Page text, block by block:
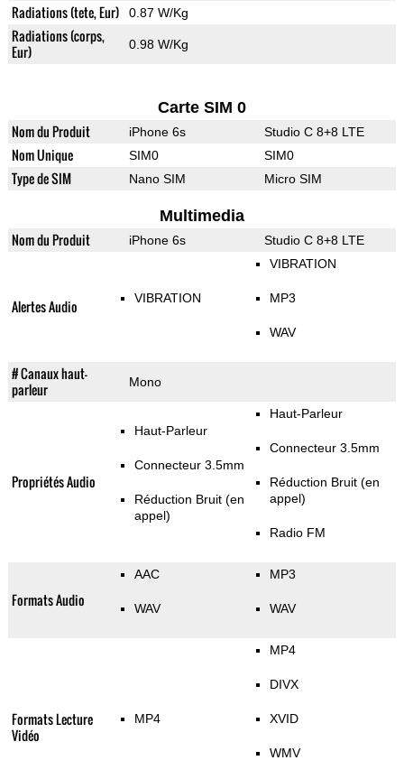
Radiations (tete, Eur) 0.87 W/Kg
Radiations (corps,
Eur)
0.98 W/Kg
Carte SIM 0
Nom du Produit iPhone 6s Studio C 8+8 LTE
Nom Unique SIM0 SIM0
Type de SIM Nano SIM Micro SIM
Multimedia
Nom du Produit iPhone 6s Studio C 8+8 LTE
Alertes Audio VIBRATION
VIBRATION
MP3
WAV
# Canaux haut-
parleur
Mono
Propriétés Audio
Haut-Parleur
Connecteur 3.5mm
Réduction Bruit (en
appel)
Haut-Parleur
Connecteur 3.5mm
Réduction Bruit (en
appel)
Radio FM
Formats Audio
AAC
WAV
MP3
WAV
Formats Lecture
Vidéo
MP4
MP4
DIVX
XVID
WMV